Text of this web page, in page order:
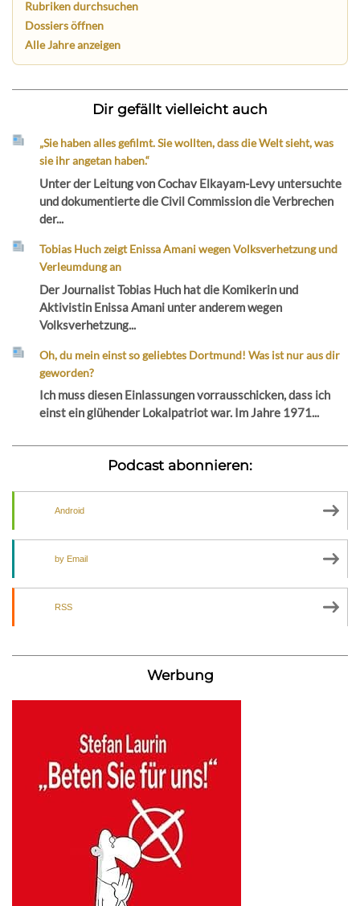
Rubriken durchsuchen
Dossiers öffnen
Alle Jahre anzeigen
Dir gefällt vielleicht auch
„Sie haben alles gefilmt. Sie wollten, dass die Welt sieht, was
sie ihr angetan haben.“
Unter der Leitung von Cochav Elkayam-Levy untersuchte
und dokumentierte die Civil Commission die Verbrechen
der...
Tobias Huch zeigt Enissa Amani wegen Volksverhetzung und
Verleumdung an
Der Journalist Tobias Huch hat die Komikerin und
Aktivistin Enissa Amani unter anderem wegen
Volksverhetzung...
Oh, du mein einst so geliebtes Dortmund! Was ist nur aus dir
geworden?
Ich muss diesen Einlassungen vorrausschicken, dass ich
einst ein glühender Lokalpatriot war. Im Jahre 1971...
Podcast abonnieren:
Android
by Email
RSS
Werbung